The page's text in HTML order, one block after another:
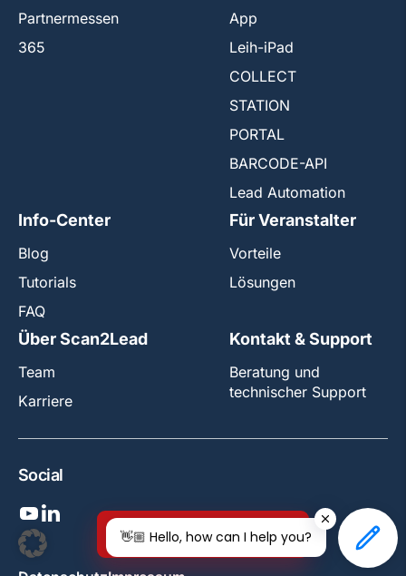
Jetzt kostenlos testen!
Partnermessen
365
App
Leih-iPad
COLLECT
STATION
PORTAL
BARCODE-API
Lead Automation
Info-Center
Blog
Tutorials
FAQ
Für Veranstalter
Vorteile
Lösungen
Über Scan2Lead
Team
Karriere
Kontakt & Support
Beratung und
technischer Support
Social
👋🏼 Hello, how can I help you?